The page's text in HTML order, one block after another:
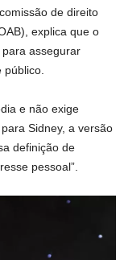
de direito
explica que o
assegurar
e não exige
Sidney, a versão
definição de
pessoal”.